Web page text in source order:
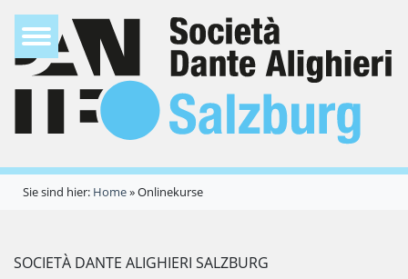
Sie sind hier: Home»Onlinekurse
SOCIETÀ DANTE ALIGHIERI SALZBURG